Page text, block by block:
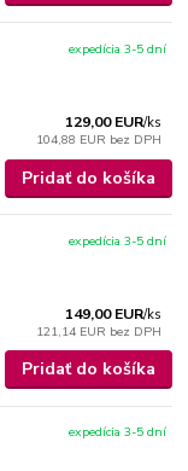
129,00 EUR/ks
104,88 EUR bez DPH
expedícia 3-5 dní
Pridať do košíka
149,00 EUR/ks
121,14 EUR bez DPH
expedícia 3-5 dní
Pridať do košíka
expedícia 3-5 dní